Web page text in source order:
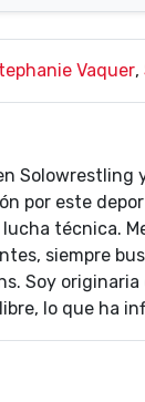
Vaquer,
Solowrestling
por este
técnica.
siempre
Soy originaria
lo que ha